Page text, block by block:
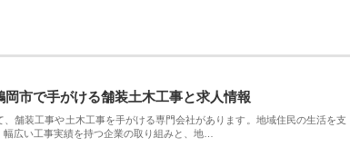
市で手がける舗装土木工事と求人情報
舗装工事や土木工事を手がける専門会社があります。地域住民の生活を支
広い工事実績を持つ企業の取り組みと、地…